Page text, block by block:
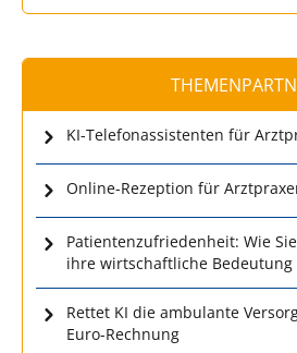
KI-Telefonassistenten für
Online-Rezeption für
Patientenzufriedenheit: Wie
ihre wirtschaftliche Bedeutung
Rettet KI die ambulante
Euro-Rechnung